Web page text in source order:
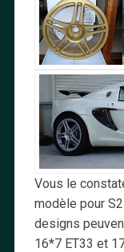
Vous le
modèle pour
designs
16*7 ET33 et